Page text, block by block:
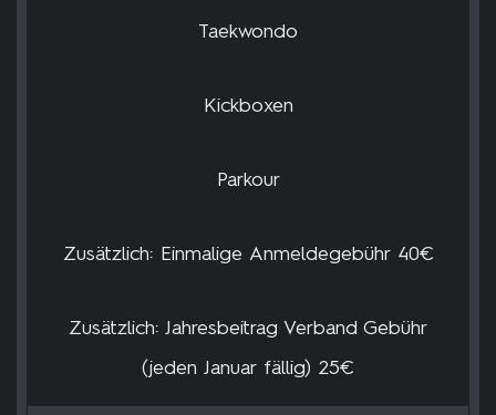
Taekwondo
Kickboxen
Parkour
Zusätzlich: Einmalige Anmeldegebühr 40€
Zusätzlich: Jahresbeitrag Verband Gebühr
(jeden Januar fällig) 25€